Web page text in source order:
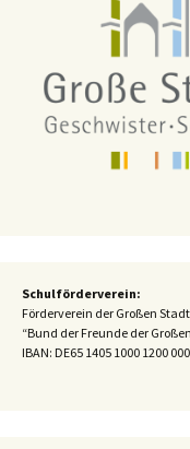
Schulförderverein:
Förderverein der Großen
“Bund der Freunde der
IBAN: DE65 1405 1000 1200